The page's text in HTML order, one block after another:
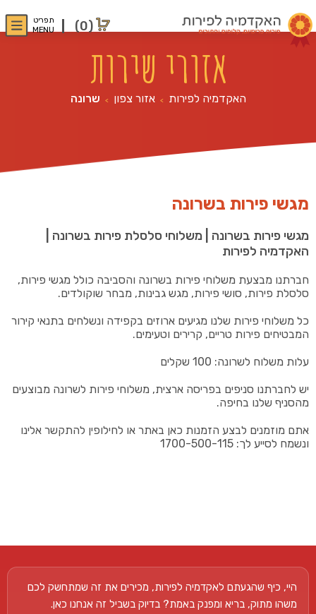
(0)
תפריט
MENU
אזורי שירות
האקדמיה לפירות > אזור צפון > שרונה
מגשי פירות בשרונה
מגשי פירות בשרונה | משלוחי סלסלת פירות בשרונה
האקדמיה לפירות
חברתנו מבצעת משלוחי פירות בשרונה והסביבה כולל מגשי פירות,
סלסלת פירות, סושי פירות, מגש גבינות, מבחר שוקולדים.
כל משלוחי פירות שלנו מגיעים ארוזים בקפידה ונשלחים בתנאי קירור
המבטיחים פירות טריים, קרירים וטעימים.
עלות משלוח לשרונה: 100 שקלים
יש לחברתנו סניפים בפריסה ארצית, משלוחי פירות לשרונה מבוצעים
מהסניף שלנו בחיפה.
אתם מוזמנים לבצע הזמנות כאן באתר או לחילופין להתקשר אלינו
ונשמח לסייע לך: 1700-500-115
היי, כיף שהגעתם לאקדמיה לפירות, מכירים את זה שמתחשק לכם
משהו מתוק, בריא ומפנק באמת? בדיוק בשביל זה אנחנו כאן.